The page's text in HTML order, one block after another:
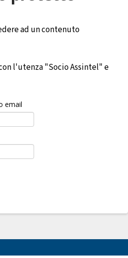
ad un contenuto
l'utenza "Socio Assintel" e
email